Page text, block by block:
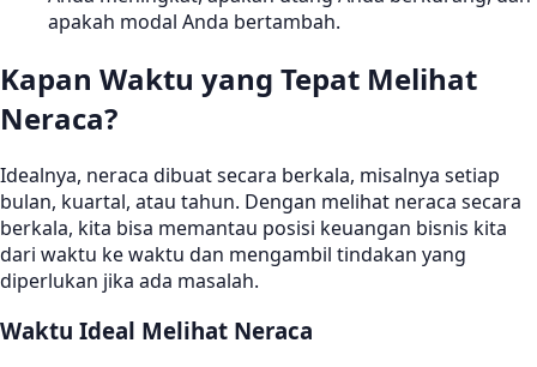
apakah modal Anda bertambah.
Kapan Waktu yang Tepat Melihat
Neraca?
Idealnya, neraca dibuat secara berkala, misalnya setiap
bulan, kuartal, atau tahun. Dengan melihat neraca secara
berkala, kita bisa memantau posisi keuangan bisnis kita
dari waktu ke waktu dan mengambil tindakan yang
diperlukan jika ada masalah.
Waktu Ideal Melihat Neraca